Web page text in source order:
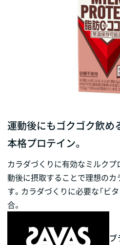
運動後にもゴクゴク飲め
本格プロテイン。
カラダづくりに有効なミルクプ
動後に摂取することで理想の
す。カラダづくりに必要な「ビ
合。
ブ